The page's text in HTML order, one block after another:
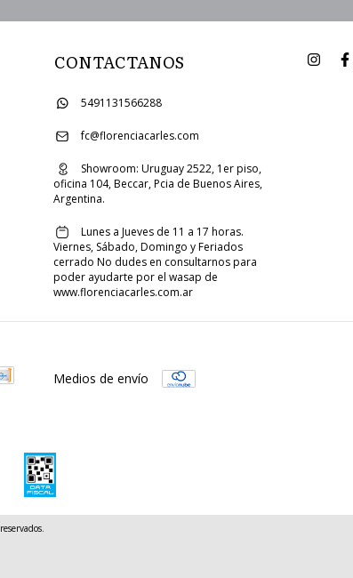
CONTACTANOS
5491131566288
fc@florenciacarles.com
Showroom: Uruguay 2522, 1er piso,
oficina 104, Beccar, Pcia de Buenos Aires,
Argentina.
Lunes a Jueves de 11 a 17 horas.
Viernes, Sábado, Domingo y Feriados
cerrado No dudes en consultarnos para
poder ayudarte por el wasap de
www.florenciacarles.com.ar
Medios de envío